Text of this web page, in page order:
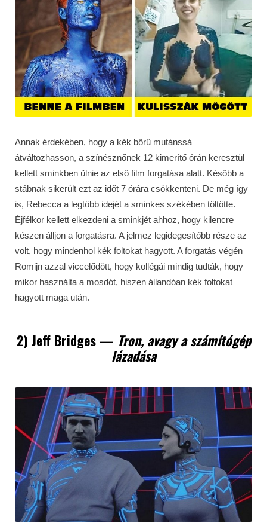
Annak érdekében, hogy a kék bőrű mutánssá
átváltozhasson, a színésznőnek 12 kimerítő órán keresztül
kellett sminkben ülnie az első film forgatása alatt. Később a
stábnak sikerült ezt az időt 7 órára csökkenteni. De még így
is, Rebecca a legtöbb idejét a sminkes székében töltötte.
Éjfélkor kellett elkezdeni a sminkjét ahhoz, hogy kilencre
készen álljon a forgatásra. A jelmez legidegesítőbb része az
volt, hogy mindenhol kék foltokat hagyott. A forgatás végén
Romijn azzal viccelődött, hogy kollégái mindig tudták, hogy
mikor használta a mosdót, hiszen állandóan kék foltokat
hagyott maga után.
2) Jeff Bridges— Tron, avagy a számítógép
lázadása